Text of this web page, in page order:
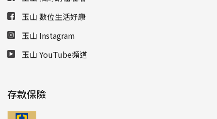
玉山 數位生活好康
玉山 Instagram
玉山 YouTube頻道
存款保險